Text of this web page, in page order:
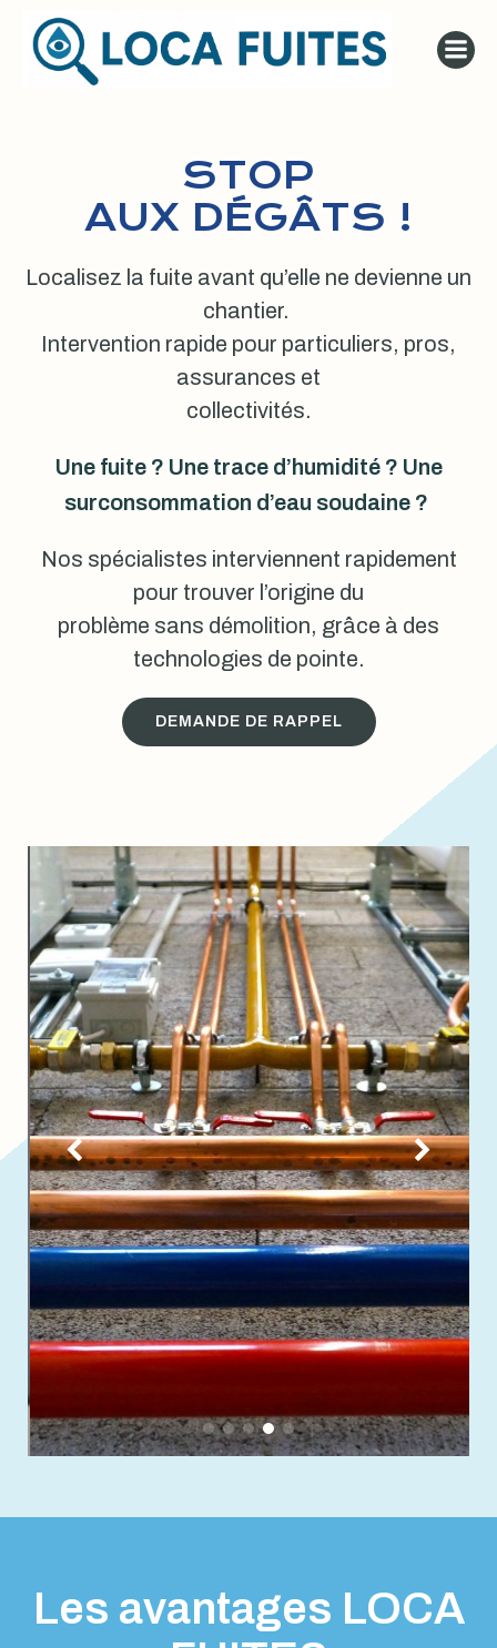
au
contenu
STOP
AUX DÉGÂTS !
Localisez la fuite avant qu’elle ne devienne un
chantier.
Intervention rapide pour particuliers, pros,
assurances et
collectivités.
Une fuite ? Une trace d’humidité ? Une
surconsommation d’eau soudaine ?
Nos spécialistes interviennent rapidement
pour trouver l’origine du
problème sans démolition, grâce à des
technologies de pointe.
DEMANDE DE RAPPEL
Les avantages LOCA